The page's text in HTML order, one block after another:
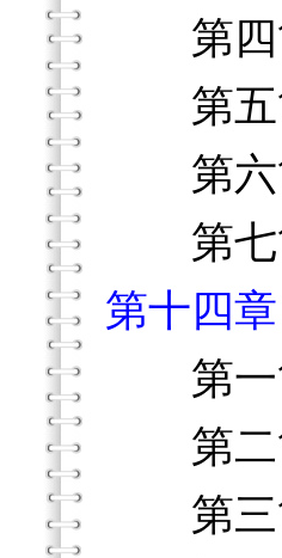
第四
第五
第六
第七
第十四
第一
第二
第三